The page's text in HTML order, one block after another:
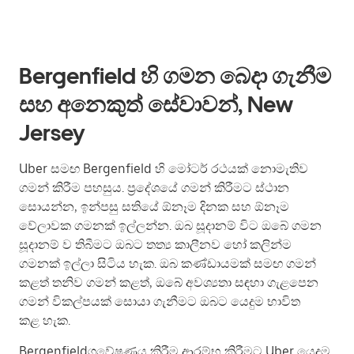
Bergenfield හි ගමන බෙදා ගැනීම
සහ අනෙකුත් සේවාවන්, New
Jersey
Uber සමඟ Bergenfield හි මෝටර් රථයක් නොමැතිව
ගමන් කිරීම පහසුය. ප්‍රදේශයේ ගමන් කිරීමට ස්ථාන
සොයන්න, ඉන්පසු සතියේ ඕනෑම දිනක සහ ඕනෑම
වේලාවක ගමනක් ඉල්ලන්න. ඔබ සූදානම් විට ඔබේ ගමන
සූදානම් ව තිබීමට ඔබට තත්‍ය කාලීනව හෝ කලින්ම
ගමනක් ඉල්ලා සිටිය හැක. ඔබ කණ්ඩායමක් සමඟ ගමන්
කළත් තනිව ගමන් කළත්, ඔබේ අවශ්‍යතා සඳහා ගැළපෙන
ගමන් විකල්පයක් සොයා ගැනීමට ඔබට යෙදුම භාවිත
කළ හැක.